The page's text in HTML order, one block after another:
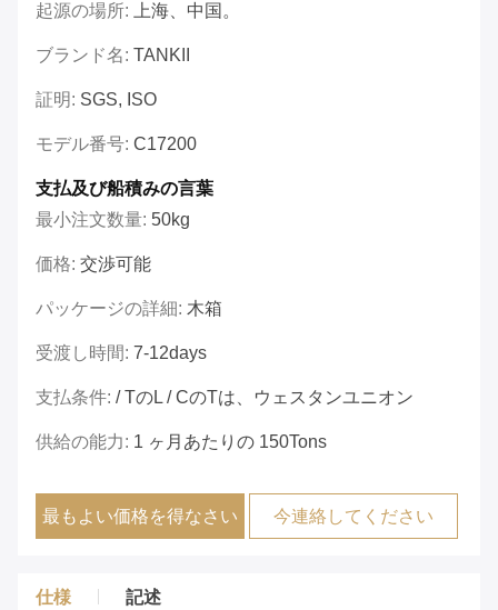
起源の場所: 上海、中国。
ブランド名: TANKII
証明: SGS, ISO
モデル番号: C17200
支払及び船積みの言葉
最小注文数量: 50kg
価格: 交渉可能
パッケージの詳細: 木箱
受渡し時間: 7-12days
支払条件: / TのL / CのTは、ウェスタンユニオン
供給の能力: 1 ヶ月あたりの 150Tons
最もよい価格を得なさい 今連絡してください
仕様 記述